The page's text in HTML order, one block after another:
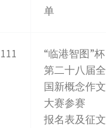
单
111
“临港智图”杯
第二十八届全
国新概念作文
大赛参赛
报名表及征文